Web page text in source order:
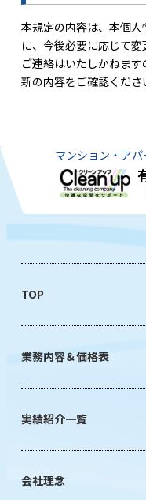
本規定の内容は、本個
に、今後必要に応じて
ご連絡はいたしかねま
新の内容をご確認くださ
マンション・ア
TOP
業務内容＆価格表
実績紹介一覧
会社理念